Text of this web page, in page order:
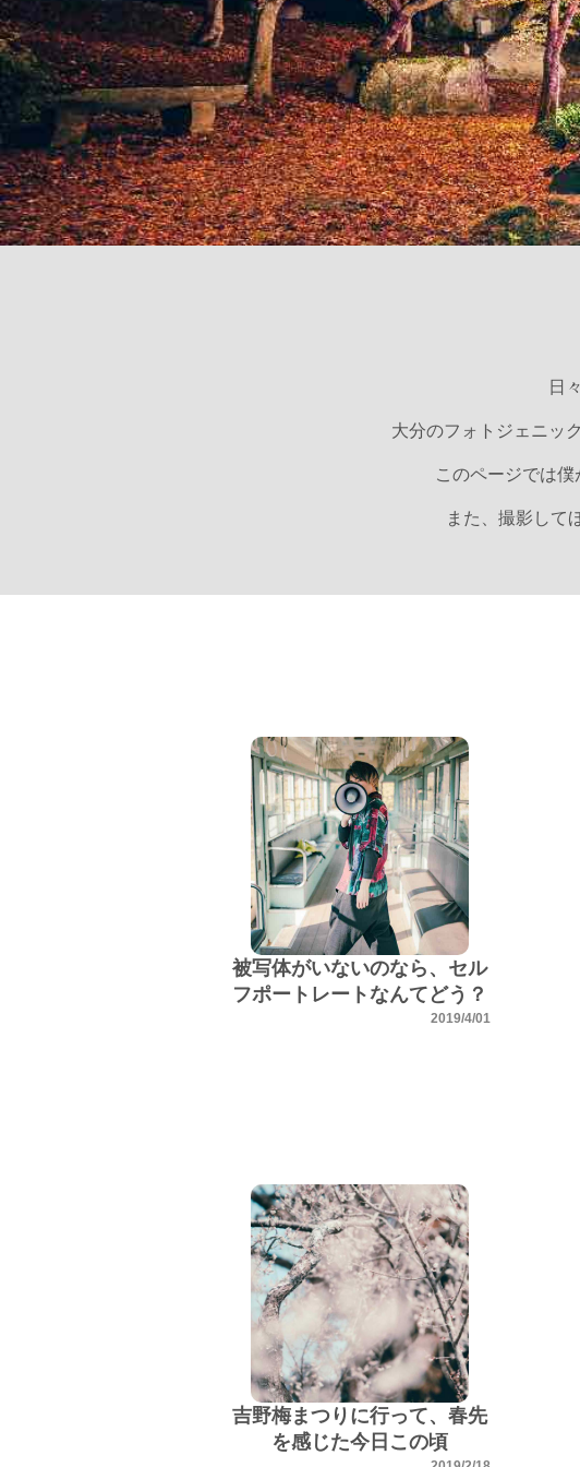
日
大分のフォトジェニッ
このページでは僕
また、撮影して
被写体がいないのなら、セル
フポートレートなんてどう？
2019/4/01
吉野梅まつりに行って、春先
を感じた今日この頃